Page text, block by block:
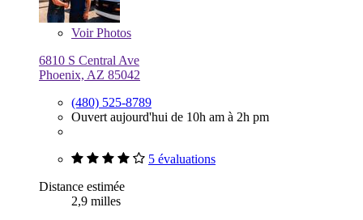
VoirPhotos
6810 S Central Ave
Phoenix, AZ 85042
(480) 525-8789
Ouvert aujourd'hui de 10h am à 2h pm
5 évaluations
Distance estimée
2,9 milles